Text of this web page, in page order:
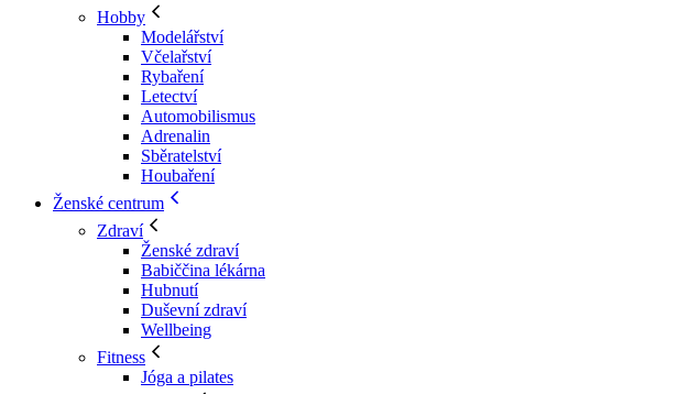
Hobby
Modelářství
Včelařství
Rybaření
Letectví
Automobilismus
Adrenalin
Sběratelství
Houbaření
Ženské centrum
Zdraví
Ženské zdraví
Babiččina lékárna
Hubnutí
Duševní zdraví
Wellbeing
Fitness
Jóga a pilates